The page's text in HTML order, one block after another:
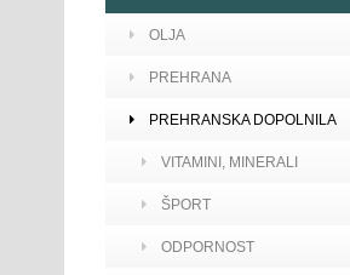
OLJA
PREHRANA
PREHRANSKA DOPOLNILA
VITAMINI, MINERALI
ŠPORT
ODPORNOST